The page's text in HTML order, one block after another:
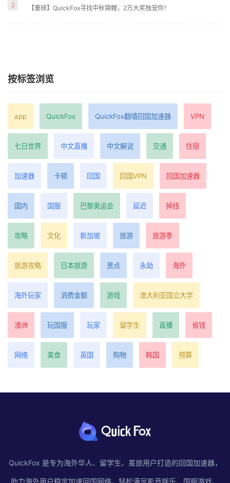
2 【重磅】QuickFox寻找中秋锦鲤，2万大奖独宠你！
按标签浏览
app QuickFox QuickFox翻墙回国加速器 VPN
七日世界 中文直播 中文解说 交通 住宿
加速器 卡顿 回国 回国VPN 回国加速器
国内 国服 巴黎奥运会 延迟 掉线
攻略 文化 新加坡 旅游 旅游季
旅游攻略 日本旅游 景点 永劫 海外
海外玩家 消费金额 游戏 澳大利亚国立大学
澳洲 玩国服 玩家 留学生 直播 省钱
网络 美食 英国 购物 韩国 预算
QuickFox 是专为海外华人、留学生、差旅用户打造的回国加速器，
助力海外用户稳定加速回国网络，轻松满足影音娱乐、国服游戏、